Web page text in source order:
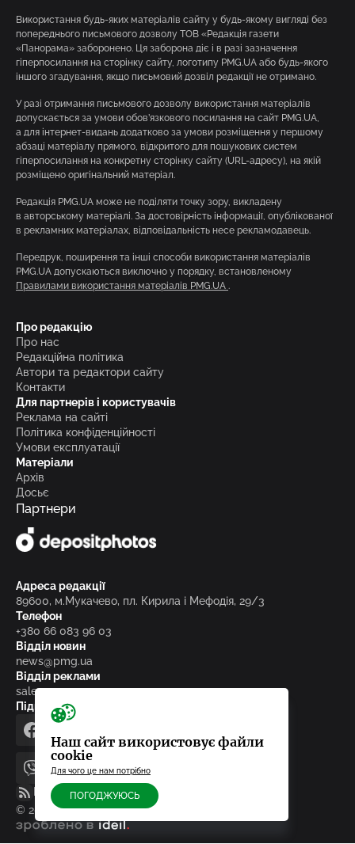
Використання будь-яких матеріалів сайту у будь-якому вигляді без
попереднього письмового дозволу ТОВ «Редакція газети
«Панорама» заборонено. Ця заборона діє і в разі зазначення
гіперпосилання на сторінку сайту, логотипу PMG.UA або будь-якого
іншого згадування, якщо письмовий дозвіл редакції не отримано.
У разі отримання письмового дозволу використання матеріалів
допускається за умови обов’язкового посилання на сайт PMG.UA,
а для інтернет-видань додатково за умови розміщення у першому
абзаці матеріалу прямого, відкритого для пошукових систем
гіперпосилання на конкретну сторінку сайту (URL-адресу), на якій
розміщено оригінальний матеріал.
Редакція PMG.UA може не поділяти точку зору, викладену
в авторському матеріалі. За достовірність інформації, опублікованої
в рекламних матеріалах, відповідальність несе рекламодавець.
Передрук, поширення та інші способи використання матеріалів
PMG.UA допускаються виключно у порядку, встановленому
Правилами використання матеріалів PMG.UA .
Про редакцію
Про нас
Редакційна політика
Автори та редактори сайту
Контакти
Для партнерів і користувачів
Реклама на сайті
Політика конфіденційності
Умови експлуатації
Матеріали
Архів
Досьє
Партнери
Адреса редакції
89600, м.Мукачево, пл. Кирила і Мефодія, 29/3
Телефон
+380 66 083 96 03
Відділ новин
news@pmg.ua
Відділ реклами
sales@pmg.ua
Підписуйтесь на нас у соціальних мережах
facebooktelegram
viber
youtube
RSS-стрічка
© 2010-2026, ТОВ «Редакція газети «Панорама»
зроблено в ideil.
Наш сайт використовує файли
cookie
Для чого це нам потрібно
ПОГОДЖУЮСЬ